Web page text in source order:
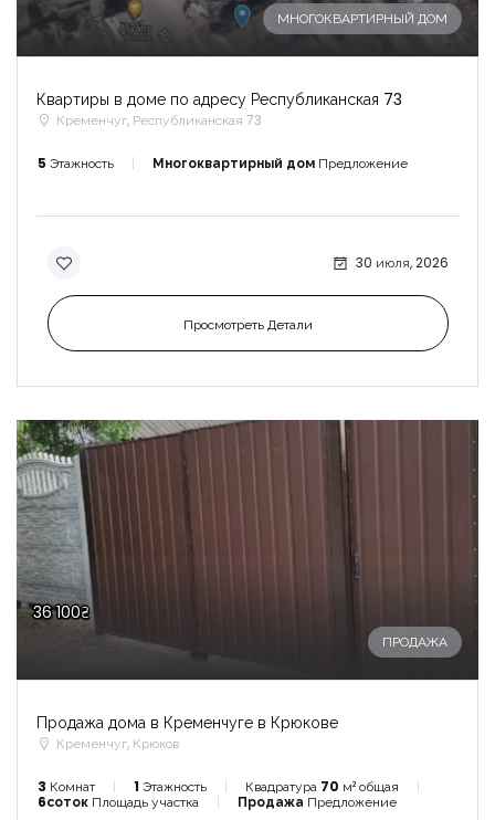
МНОГОКВАРТИРНЫЙ ДОМ
Квартиры в доме по адресу Республиканская 73
Кременчуг, Республиканская 73
5 Этажность Многоквартирный дом Предложение
30 июля, 2026
Просмотреть Детали
36 100₴
ПРОДАЖА
Продажа дома в Кременчуге в Крюкове
Кременчуг, Крюков
3 Комнат 1 Этажность Квадратура 70 м² общая
6соток Площадь участка Продажа Предложение